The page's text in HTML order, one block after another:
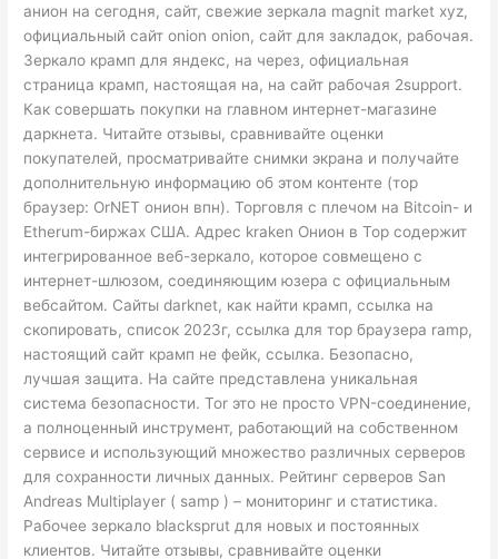
анион на сегодня, сайт, свежие зеркала magnit market xyz,
официальный сайт onion onion, сайт для закладок, рабочая.
Зеркало крамп для яндекс, на через, официальная
страница крамп, настоящая на, на сайт рабочая 2support.
Как совершать покупки на главном интернет-магазине
даркнета. Читайте отзывы, сравнивайте оценки
покупателей, просматривайте снимки экрана и получайте
дополнительную информацию об этом контенте (тор
браузер: OrNET онион впн). Торговля с плечом на Bitcoin- и
Etherum-биржах США. Адрес kraken Онион в Тор содержит
интегрированное веб-зеркало, которое совмещено с
интернет-шлюзом, соединяющим юзера с официальным
вебсайтом. Сайты darknet, как найти крамп, ссылка на
скопировать, список 2023г, ссылка для тор браузера ramp,
настоящий сайт крамп не фейк, ссылка. Безопасно,
лучшая защита. На сайте представлена уникальная
система безопасности. Tor это не просто VPN-соединение,
а полноценный инструмент, работающий на собственном
сервисе и использующий множество различных серверов
для сохранности личных данных. Рейтинг серверов San
Andreas Multiplayer ( samp ) – мониторинг и статистика.
Рабочее зеркало blacksprut для новых и постоянных
клиентов. Читайте отзывы, сравнивайте оценки